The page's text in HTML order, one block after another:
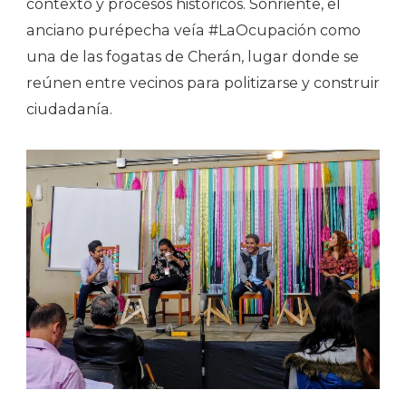
contexto y procesos históricos. Sonriente, el
anciano purépecha veía #LaOcupación como
una de las fogatas de Cherán, lugar donde se
reúnen entre vecinos para politizarse y construir
ciudadanía.